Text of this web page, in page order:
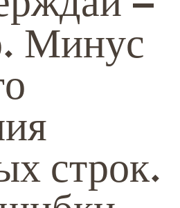
Минус
строк.